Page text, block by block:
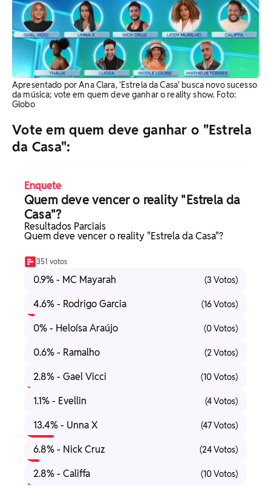
Apresentado por Ana Clara, 'Estrela da Casa' busca novo sucesso
da música; vote em quem deve ganhar o reality show. Foto:
Globo
Vote em quem deve ganhar o "Estrela
da Casa":
Enquete
Quem deve vencer o reality "Estrela da
Casa"?
Resultados Parciais
Quem deve vencer o reality "Estrela da Casa"?
351 votos
0.9% - MC Mayarah (3 Votos)
4.6% - Rodrigo Garcia (16 Votos)
0% - Heloísa Araújo (0 Votos)
0.6% - Ramalho (2 Votos)
2.8% - Gael Vicci (10 Votos)
1.1% - Evellin (4 Votos)
13.4% - Unna X (47 Votos)
6.8% - Nick Cruz (24 Votos)
2.8% - Califfa (10 Votos)